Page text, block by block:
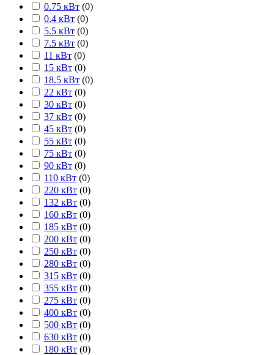
0.75 кВт (0)
0.4 кВт (0)
5.5 кВт (0)
7.5 кВт (0)
11 кВт (0)
15 кВт (0)
18.5 кВт (0)
22 кВт (0)
30 кВт (0)
37 кВт (0)
45 кВт (0)
55 кВт (0)
75 кВт (0)
90 кВт (0)
110 кВт (0)
220 кВт (0)
132 кВт (0)
160 кВт (0)
185 кВт (0)
200 кВт (0)
250 кВт (0)
280 кВт (0)
315 кВт (0)
355 кВт (0)
275 кВт (0)
400 кВт (0)
500 кВт (0)
630 кВт (0)
180 кВт (0)